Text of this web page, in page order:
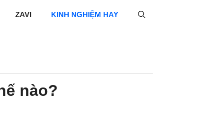
ZAVI KINH NGHIỆM HAY
nào?